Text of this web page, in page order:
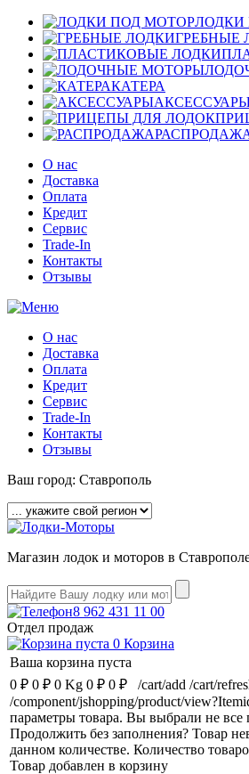
ЛОДКИ
ГРЕБНЫЕ
КАТЕРА
О нас
Доставка
Оплата
Кредит
Сервис
Trade-In
Контакты
Отзывы
О нас
Доставка
Оплата
Кредит
Сервис
Trade-In
Контакты
Отзывы
Ваш город: Ставрополь
Магазин лодок и моторов в
8 962 431 11 00
Отдел продаж
0 Корзина
Ваша корзина пуста
0 ₽ 0 ₽ 0 Kg 0 ₽ 0 ₽ /cart/add /cart/
/component/jshopping/product/
параметры товара. Вы выбрали не все
Продолжить без заполнения? Товар
данном количестве. Количество
Товар добавлен в корзину